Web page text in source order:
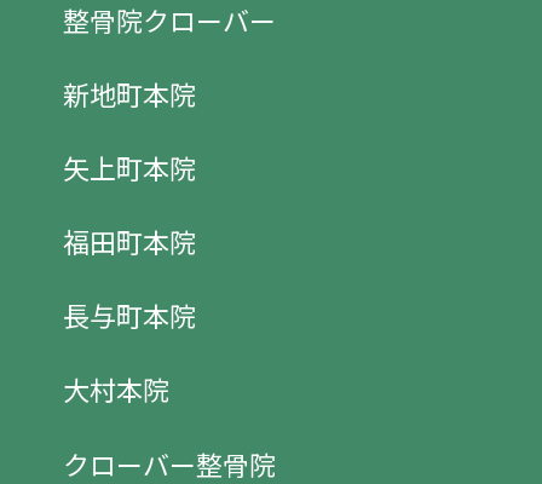
整骨院クローバー
新地町本院
矢上町本院
福田町本院
長与町本院
大村本院
クローバー整骨院